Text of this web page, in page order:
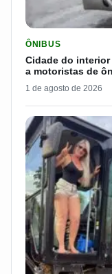
ÔNIBUS
Cidade do interior
a motoristas de
1 de agosto de 2026